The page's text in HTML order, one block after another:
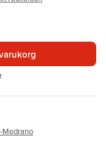
Medrano